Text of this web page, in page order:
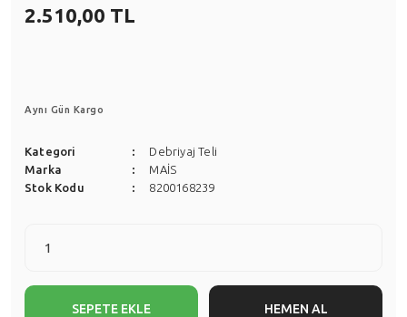
2.510,00 TL
Aynı Gün Kargo
Kategori
Debriyaj Teli
Marka
MAİS
Stok Kodu
8200168239
SEPETE EKLE HEMEN AL